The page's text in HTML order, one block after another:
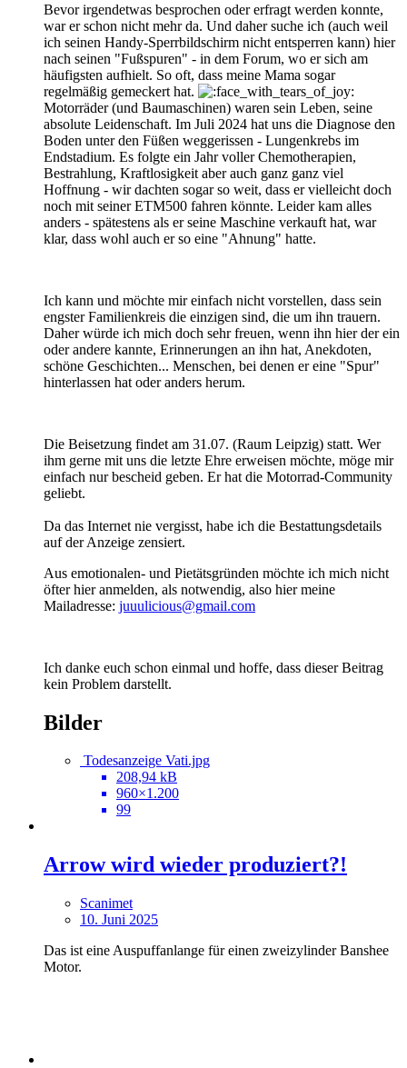
Bevor irgendetwas besprochen oder erfragt werden konnte,
war er schon nicht mehr da. Und daher suche ich (auch weil
ich seinen Handy-Sperrbildschirm nicht entsperren kann) hier
nach seinen "Fußspuren" - in dem Forum, wo er sich am
häufigsten aufhielt. So oft, dass meine Mama sogar
regelmäßig gemeckert hat.
Motorräder (und Baumaschinen) waren sein Leben, seine
absolute Leidenschaft. Im Juli 2024 hat uns die Diagnose den
Boden unter den Füßen weggerissen - Lungenkrebs im
Endstadium. Es folgte ein Jahr voller Chemotherapien,
Bestrahlung, Kraftlosigkeit aber auch ganz ganz viel
Hoffnung - wir dachten sogar so weit, dass er vielleicht doch
noch mit seiner ETM500 fahren könnte. Leider kam alles
anders - spätestens als er seine Maschine verkauft hat, war
klar, dass wohl auch er so eine "Ahnung" hatte.
Ich kann und möchte mir einfach nicht vorstellen, dass sein
engster Familienkreis die einzigen sind, die um ihn trauern.
Daher würde ich mich doch sehr freuen, wenn ihn hier der ein
oder andere kannte, Erinnerungen an ihn hat, Anekdoten,
schöne Geschichten... Menschen, bei denen er eine "Spur"
hinterlassen hat oder anders herum.
Die Beisetzung findet am 31.07. (Raum Leipzig) statt. Wer
ihm gerne mit uns die letzte Ehre erweisen möchte, möge mir
einfach nur bescheid geben. Er hat die Motorrad-Community
geliebt.
Da das Internet nie vergisst, habe ich die Bestattungsdetails
auf der Anzeige zensiert.
Aus emotionalen- und Pietätsgründen möchte ich mich nicht
öfter hier anmelden, als notwendig, also hier meine
Mailadresse: juuulicious@gmail.com
Ich danke euch schon einmal und hoffe, dass dieser Beitrag
kein Problem darstellt.
Bilder
Todesanzeige Vati.jpg
208,94 kB
960×1.200
99
Arrow wird wieder produziert?!
Scanimet
10. Juni 2025
Das ist eine Auspuffanlange für einen zweizylinder Banshee
Motor.